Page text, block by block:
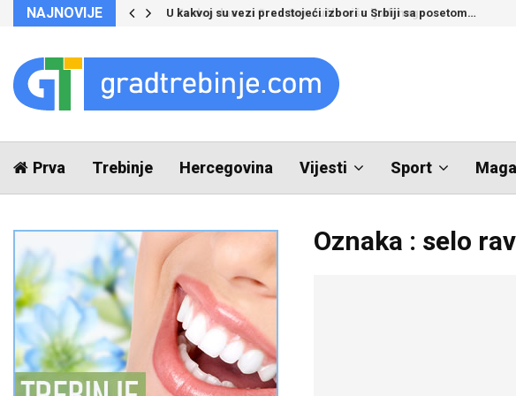
NAJNOVIJE Za dva dana u Crnu Goru ušlo više ljudi nego…
Prva Trebinje Hercegovina Vijesti Sport
Oznaka : selo